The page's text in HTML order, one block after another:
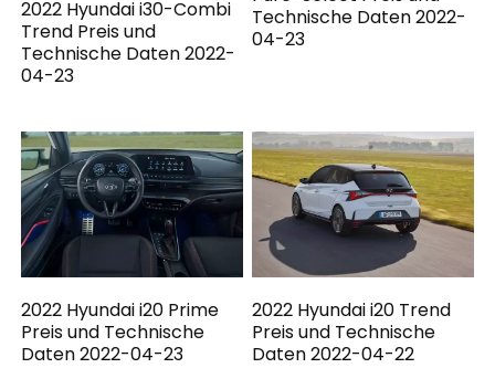
2022 Hyundai i30-Combi
Trend Preis und
Technische Daten 2022-
04-23
Technische Daten 2022-
04-23
2022 Hyundai i20 Prime
Preis und Technische
Daten 2022-04-23
2022 Hyundai i20 Trend
Preis und Technische
Daten 2022-04-22